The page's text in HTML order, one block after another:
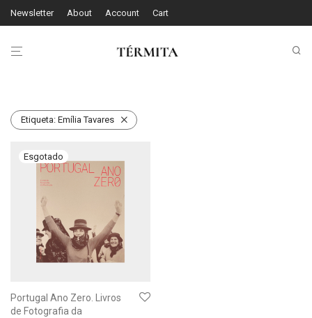
Newsletter About Account Cart
Etiqueta: Emília Tavares
Portugal Ano Zero. Livros
de Fotografia da